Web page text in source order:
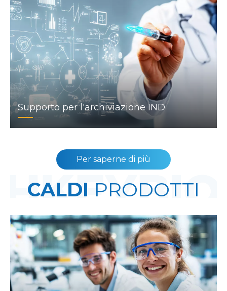
Supporto per l'archiviazione IND
Per saperne di più
CALDI PRODOTTI